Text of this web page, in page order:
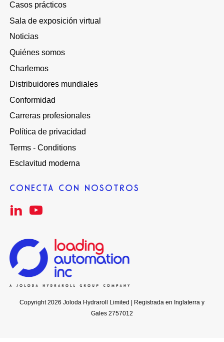
Casos prácticos
Sala de exposición virtual
Noticias
Quiénes somos
Charlemos
Distribuidores mundiales
Conformidad
Carreras profesionales
Política de privacidad
Terms - Conditions
Esclavitud moderna
CONECTA CON NOSOTROS
Copyright 2026 Joloda Hydraroll Limited | Registrada en Inglaterra y
Gales 2757012